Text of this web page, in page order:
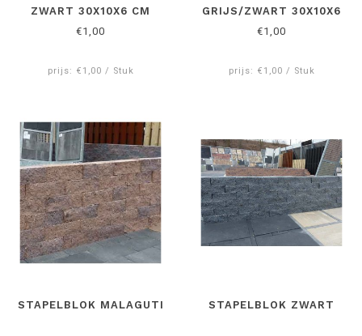
ZWART 30X10X6 CM
€1,00
prijs: €1,00 / Stuk
GRIJS/ZWART 30X10X6
CM
€1,00
prijs: €1,00 / Stuk
STAPELBLOK MALAGUTI STAPELBLOK ZWART